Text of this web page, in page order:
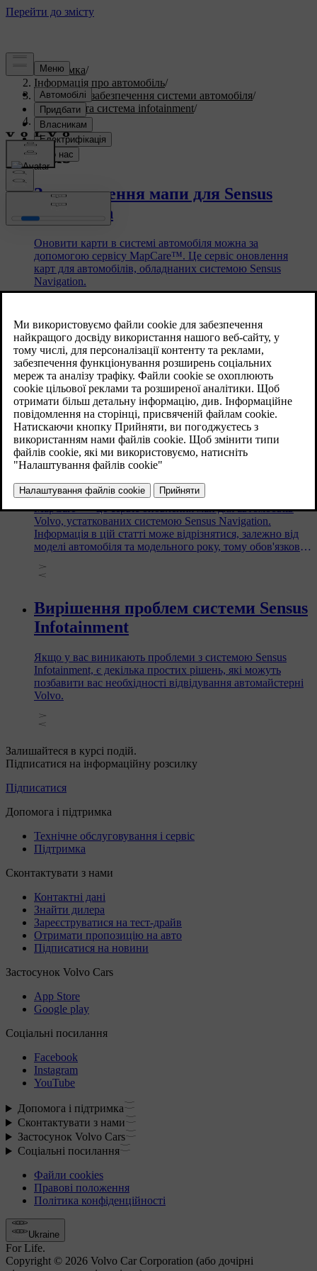
Підтримка/
Інформація про автомобіль/
Програмне забезпечення системи автомобіля/
Дисплеї та система іnfotainment/
Sensus
Sensus
Завантаження мапи для Sensus
Navigation
Оновити карти в системі автомобіля можна за
допомогою сервісу MapCare™. Це сервіс оновлення
карт для автомобілів, обладнаних системою Sensus
Navigation.
Підключення до Інтернету за
допомогою Sensus Connected Touch
Опція Sensus Connected Touch надає вам можливість
підключатися до Інтернету за допомогою вашого
мобільного телефону або ж модема 3G/4G.
MapCare™
MapCare™ - це сервіс оновлення мап для автомобілів
Volvo, устаткованих системою Sensus Navigation.
Інформація в цій статті може відрізнятися, залежно від
моделі автомобіля та модельного року, тому обов'язково
Вирішення проблем системи Sensus
Infotainment
Якщо у вас виникають проблеми з системою Sensus
Infotainment, є декілька простих рішень, які можуть
позбавити вас необхідності відвідування автомайстерні
Volvo.